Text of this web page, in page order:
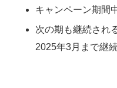
キャンペーン期間
次の期も継続され
2025年3月まで継